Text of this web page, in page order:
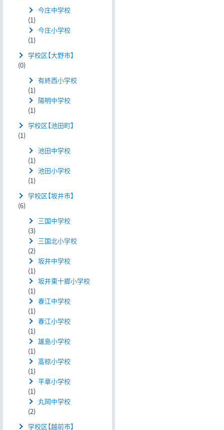
今庄中学校
(1)
今庄小学校
(1)
学校区【大野市】
(0)
有終西小学校
(1)
陽明中学校
(1)
学校区【池田町】
(1)
池田中学校
(1)
池田小学校
(1)
学校区【坂井市】
(6)
三国中学校
(3)
三国北小学校
(2)
坂井中学校
(1)
坂井東十郷小学校
(1)
春江中学校
(1)
春江小学校
(1)
雄島小学校
(1)
高椋小学校
(1)
平章小学校
(1)
丸岡中学校
(2)
学校区【越前市】